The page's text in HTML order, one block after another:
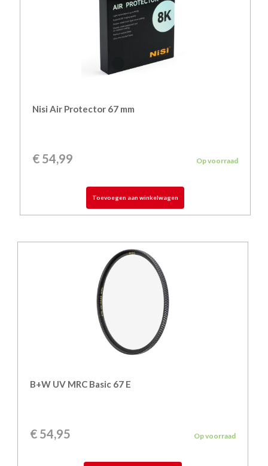
Nisi Air Protector 67 mm
€54,99 Op voorraad
Toevoegen aan winkelwagen
B+W UV MRC Basic 67 E
€ 54,95 Op voorraad